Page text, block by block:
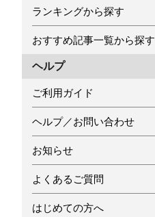
ランキングから探す
おすすめ記事一覧から探す
ヘルプ
ご利用ガイド
ヘルプ／お問い合わせ
お知らせ
よくあるご質問
はじめての方へ